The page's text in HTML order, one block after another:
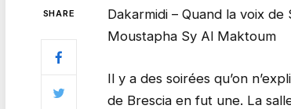
SHARE
Dakarmidi – Quand la voix
Moustapha Sy Al Maktoum
Il y a des soirées qu’on
de Brescia en fut une. La